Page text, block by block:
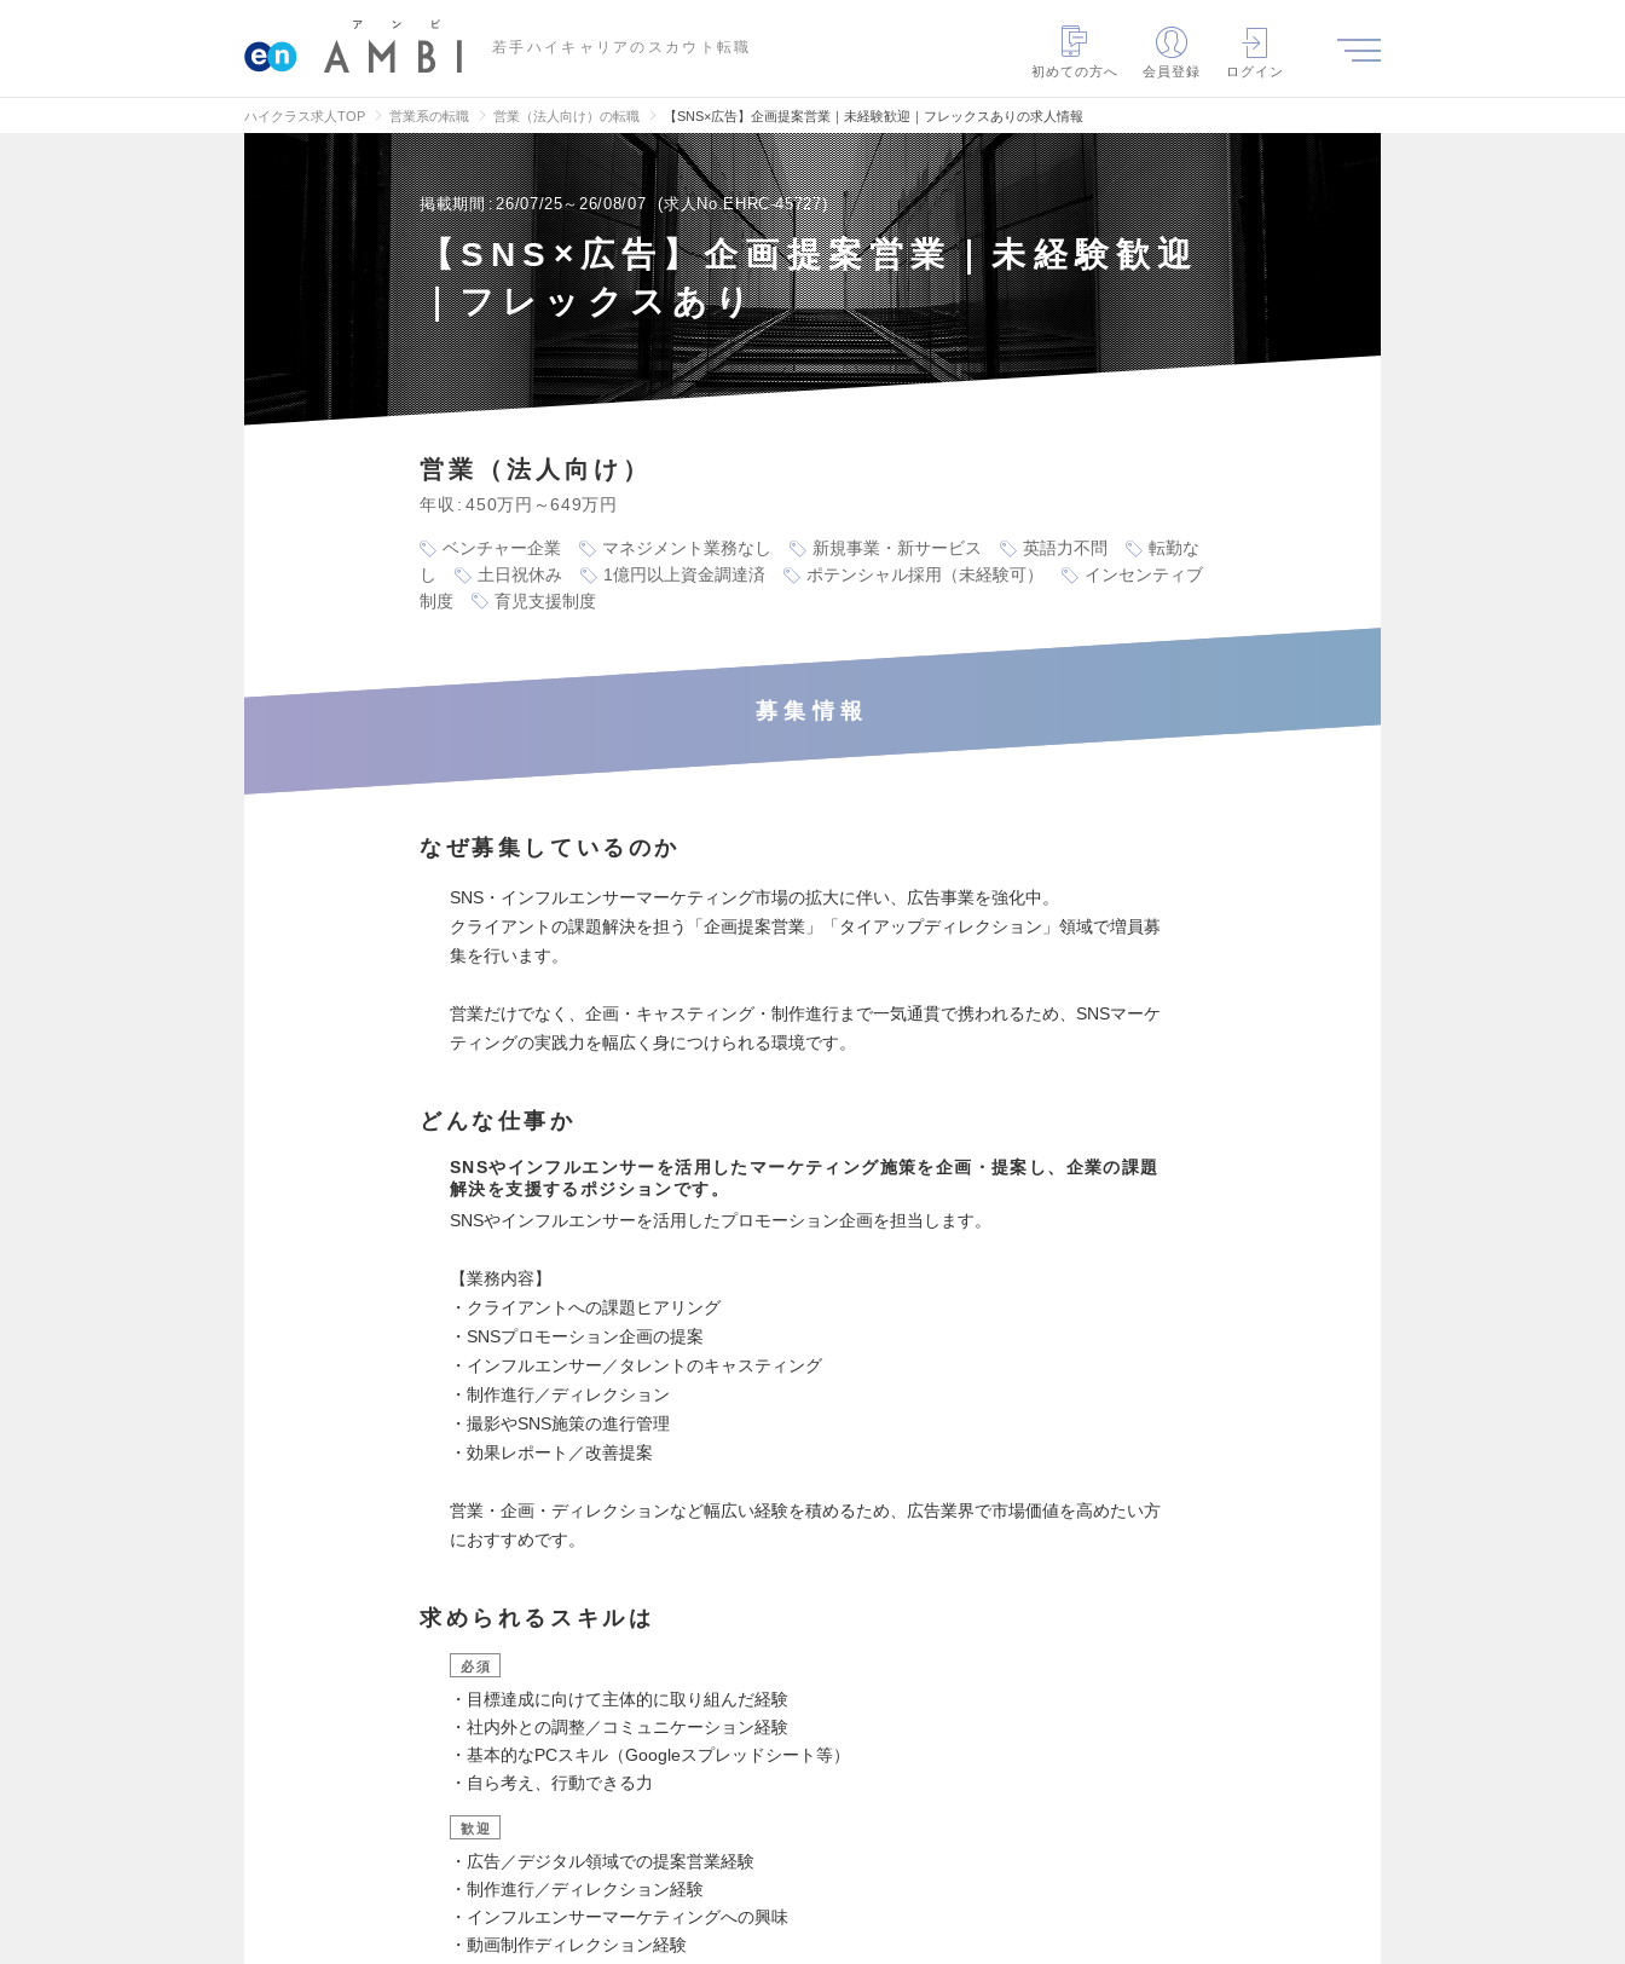
若手ハイキャリアのスカウト転職
初めての方へ
会員登録 ログイン
ハイクラス求人TOP 営業系の転職 営業（法人向け）の転職 【SNS×広告】企画提案営業｜未経験歓迎｜フレックスありの求人情報
掲載期間 26/07/25～26/08/07 求人No.EHRC-45727
【SNS×広告】企画提案営業｜未経験歓迎
｜フレックスあり
営業（法人向け）
年収 450万円～649万円
ベンチャー企業 マネジメント業務なし 新規事業・新サービス 英語力不問
転勤な
し
土日祝休み 1億円以上資金調達済 ポテンシャル採用（未経験可）
インセンティブ
制度
育児支援制度
募集情報
なぜ募集しているのか
SNS・インフルエンサーマーケティング市場の拡大に伴い、広告事業を強化中。
クライアントの課題解決を担う「企画提案営業」「タイアップディレクション」領域で増員募
集を行います。
営業だけでなく、企画・キャスティング・制作進行まで一気通貫で携われるため、SNSマーケ
ティングの実践力を幅広く身につけられる環境です。
どんな仕事か
SNSやインフルエンサーを活用したマーケティング施策を企画・提案し、企業の課題
解決を支援するポジションです。
SNSやインフルエンサーを活用したプロモーション企画を担当します。
【業務内容】
・クライアントへの課題ヒアリング
・SNSプロモーション企画の提案
・インフルエンサー／タレントのキャスティング
・制作進行／ディレクション
・撮影やSNS施策の進行管理
・効果レポート／改善提案
営業・企画・ディレクションなど幅広い経験を積めるため、広告業界で市場価値を高めたい方
におすすめです。
求められるスキルは
必須
・目標達成に向けて主体的に取り組んだ経験
・社内外との調整／コミュニケーション経験
・基本的なPCスキル（Googleスプレッドシート等）
・自ら考え、行動できる力
歓迎
・広告／デジタル領域での提案営業経験
・制作進行／ディレクション経験
・インフルエンサーマーケティングへの興味
・動画制作ディレクション経験